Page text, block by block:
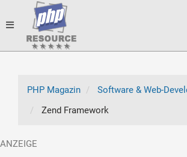
Toggle
PHP Magazin
Software & Web-
Zend Framework